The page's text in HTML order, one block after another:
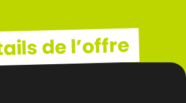
de l’offre